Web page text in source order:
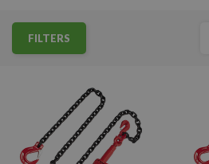
FILTERS